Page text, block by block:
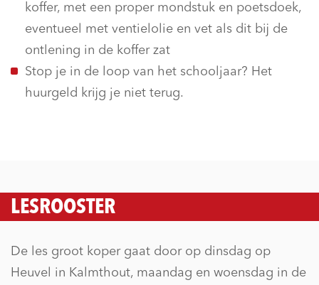
koffer, met een proper mondstuk en poetsdoek,
eventueel met ventielolie en vet als dit bij de
ontlening in de koffer zat
Stop je in de loop van het schooljaar? Het
huurgeld krijg je niet terug.
LESROOSTER
De les groot koper gaat door op dinsdag op
Heuvel in Kalmthout, maandag en woensdag in de